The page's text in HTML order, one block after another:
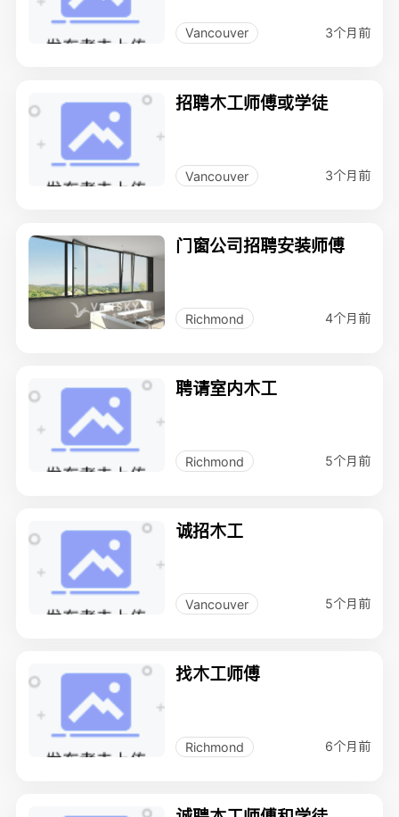
Vancouver 3个月前
招聘木工师傅或学徒
Vancouver 3个月前
门窗公司招聘安装师傅
Richmond 4个月前
聘请室内木工
Richmond 5个月前
诚招木工
Vancouver 5个月前
找木工师傅
Richmond 6个月前